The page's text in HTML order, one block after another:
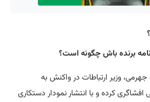
برنده باش چگونه است؟
وزیر ارتباطات در واکنش به
کرده و با انتشار نمودار دستکاری